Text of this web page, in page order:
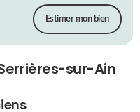
Estimer mon bien
sur-Ain